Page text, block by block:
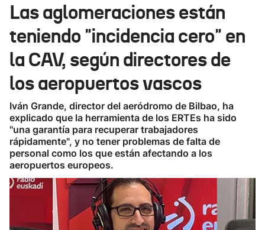
Ikusmiran
Eguraldia
Las aglomeraciones están
teniendo "incidencia cero" en
la CAV, según directores de
los aeropuertos vascos
Iván Grande, director del aeródromo de Bilbao, ha
explicado que la herramienta de los ERTEs ha sido
"una garantía para recuperar trabajadores
rápidamente", y no tener problemas de falta de
personal como los que están afectando a los
aeropuertos europeos.